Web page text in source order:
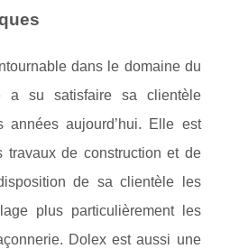
dans le domaine du
a su satisfaire sa clientèle
années aujourd’hui. Elle est
travaux de construction et de
de sa clientèle les
plus particulièrement les
Dolex est aussi une